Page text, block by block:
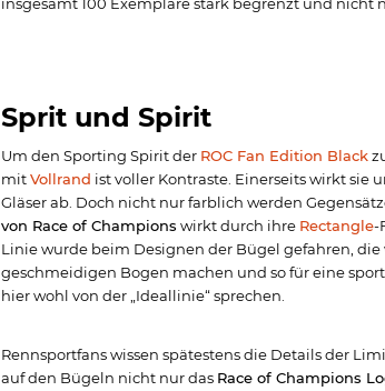
Sprit und Spirit
Um den Sporting Spirit der ROC Fan Edition Black
mitVollrand ist voller Kontraste. Einerseits wirkt sie
Gläser ab. Doch nicht nur farblich werden
von Race of Champions wirkt durch ihre Rectangle-
Linie wurde beim Designen der Bügel gefahren, die
geschmeidigen Bogen machen und so für eine
hier wohl von der „Ideallinie“ sprechen.
Rennsportfans wissen spätestens die Details der
auf den Bügeln nicht nur das Race of Champions